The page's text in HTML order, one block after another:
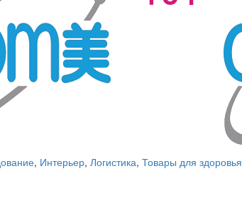
, Интерьер, Логистика, Товары для здоровья